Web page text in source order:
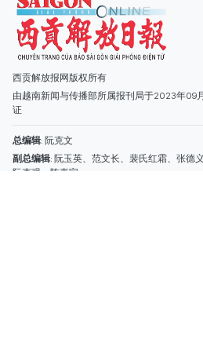
阮克强、陈嘉宝
主编: 阮玉英
社址: 胡志明市棋盘坊阮氏明开街432-434号
总台: (028) 39294091 - 转 060
热线: 096.558.1888
编辑部: (028) 39294092 - 转 060
电子信箱
广告部
(028) 38334185